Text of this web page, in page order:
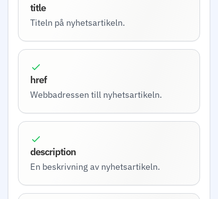
title
Titeln på nyhetsartikeln.
href
Webbadressen till nyhetsartikeln.
description
En beskrivning av nyhetsartikeln.